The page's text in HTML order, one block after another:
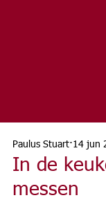
In de
messen
Paulus Stuart 14 jun